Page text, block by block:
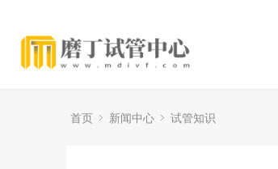
首页 新闻中心 试管知识